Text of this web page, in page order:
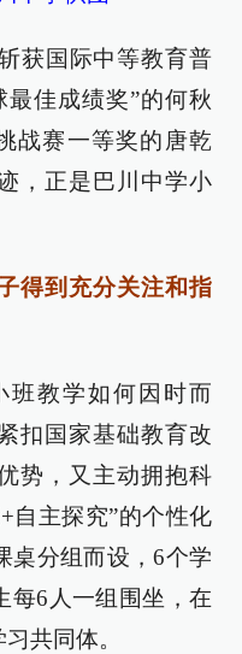
获国际中等教育普
佳成绩奖”的何秋
战赛一等奖的唐乾
，正是巴川中学小
得到充分关注和指
班教学如何因时而
扣国家基础教育改
势，又主动拥抱科
自主探究”的个性化
桌分组而设，6个学
每6人一组围坐，在
共同体。